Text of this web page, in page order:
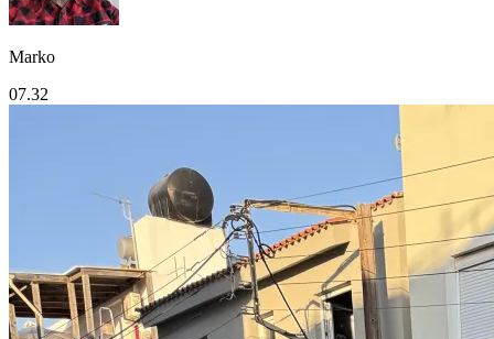
Marko
07.32